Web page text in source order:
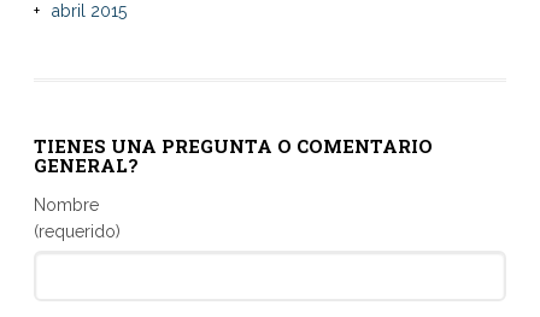
abril 2015
TIENES UNA PREGUNTA O COMENTARIO
GENERAL?
Nombre
(requerido)